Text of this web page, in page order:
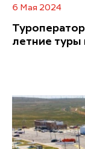
6 Мая 2024
летние